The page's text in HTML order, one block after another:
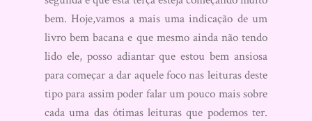
bem. Hoje,vamos a mais uma indicação de um
livro bem bacana e que mesmo ainda não tendo
lido ele, posso adiantar que estou bem ansiosa
para começar a dar aquele foco nas leituras deste
tipo para assim poder falar um pouco mais sobre
cada uma das ótimas leituras que podemos ter.